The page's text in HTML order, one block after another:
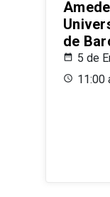
de
5 de
11:00